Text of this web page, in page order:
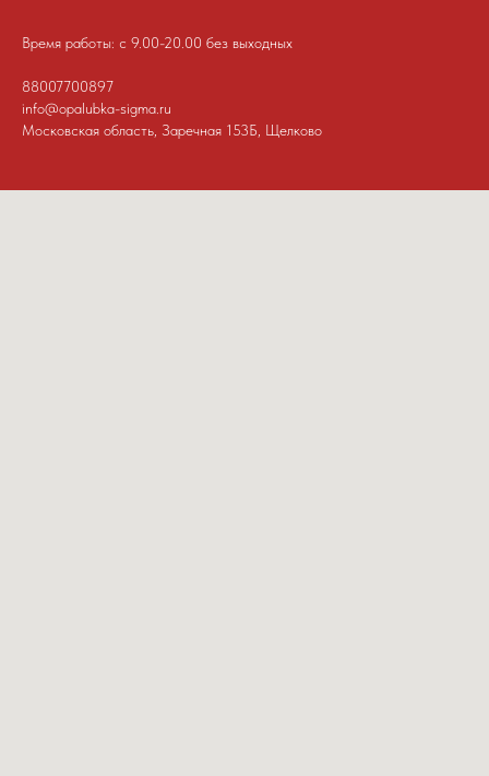
Время работы: с 9.00-20.00 без выходных
88007700897
info@opalubka-sigma.ru
Московская область, Заречная 153Б, Щелково